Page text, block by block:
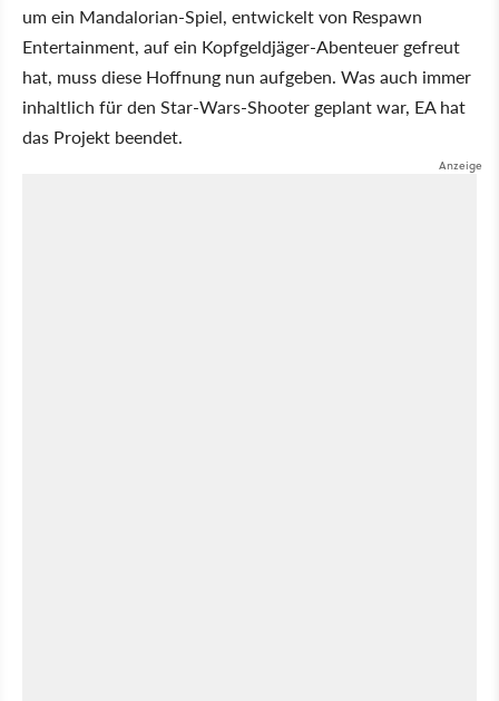
um ein Mandalorian-Spiel, entwickelt von Respawn
Entertainment, auf ein Kopfgeldjäger-Abenteuer gefreut
hat, muss diese Hoffnung nun aufgeben. Was auch immer
inhaltlich für den Star-Wars-Shooter geplant war, EA hat
das Projekt beendet.